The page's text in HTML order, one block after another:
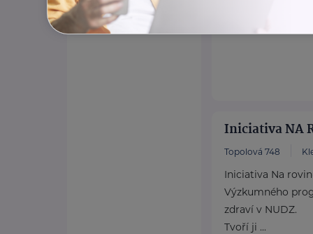
Iniciativa NA
Topolová 748
Iniciativa Na
Výzkumného
zdraví v NUDZ.
Tvoří ji ...